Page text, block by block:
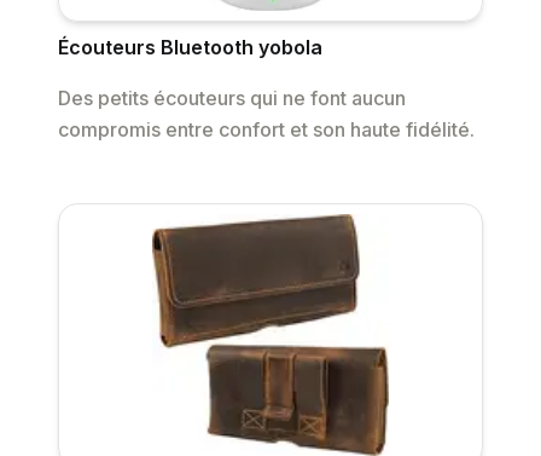
Écouteurs Bluetooth yobola
Des petits écouteurs qui ne font aucun
compromis entre confort et son haute fidélité.